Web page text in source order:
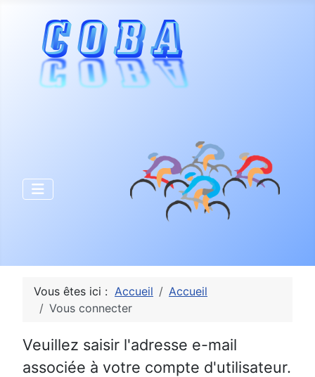
Vous êtes ici : Accueil
Accueil
Vous connecter
Veuillez saisir l'adresse e-mail
associée à votre compte d'utilisateur.